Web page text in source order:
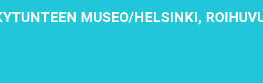
MUSEO/HELSINKI,